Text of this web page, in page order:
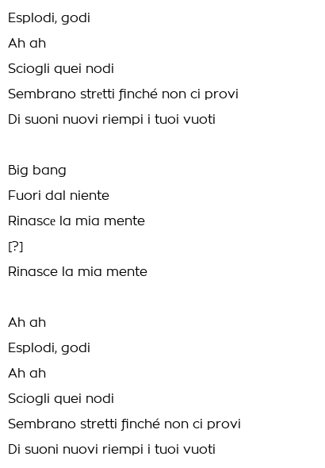
Esplodi, godi
Ah ah
Sciogli quei nodi
Sembrano strеtti finché non ci provi
Di suoni nuovi riempi i tuoi vuoti
Big bang
Fuori dal niente
Rinascе la mia mente
[?]
Rinasce la mia mente
Ah ah
Esplodi, godi
Ah ah
Sciogli quei nodi
Sembrano stretti finché non ci provi
Di suoni nuovi riempi i tuoi vuoti